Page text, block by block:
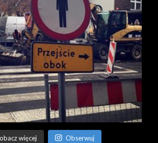
więcej Obserwuj